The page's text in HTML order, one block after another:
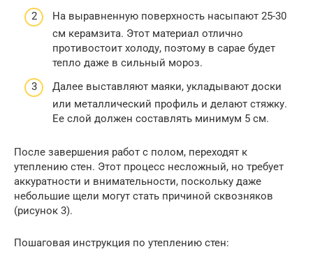
На выравненную поверхность насыпают 25-30
см керамзита. Этот материал отлично
противостоит холоду, поэтому в сарае будет
тепло даже в сильный мороз.
Далее выставляют маяки, укладывают доски
или металлический профиль и делают стяжку.
Ее слой должен составлять минимум 5 см.
После завершения работ с полом, переходят к
утеплению стен. Этот процесс несложный, но требует
аккуратности и внимательности, поскольку даже
небольшие щели могут стать причиной сквозняков
(рисунок 3).
Пошаговая инструкция по утеплению стен: